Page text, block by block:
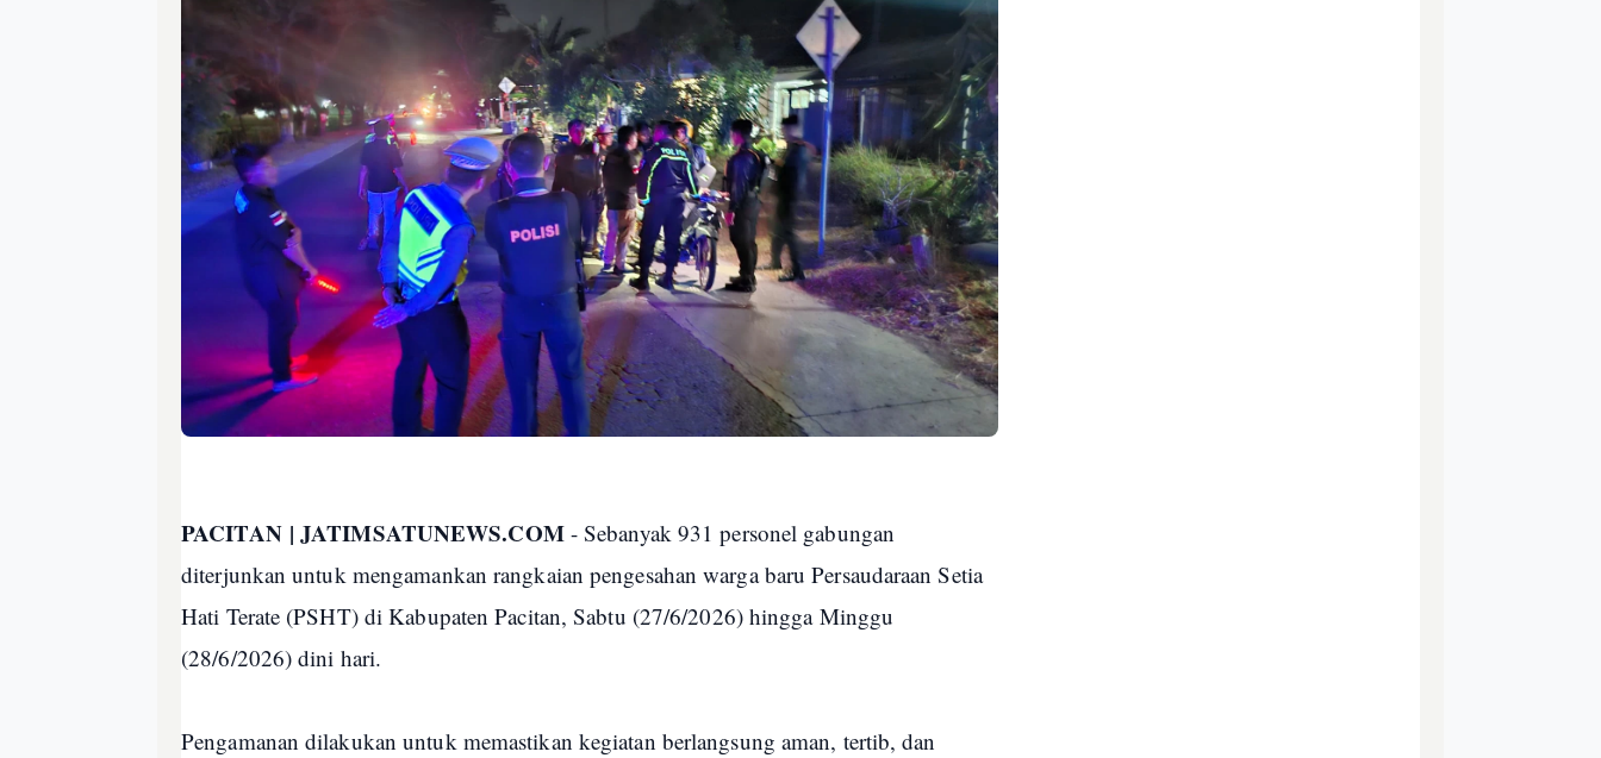
PACITAN | JATIMSATUNEWS.COM- Sebanyak 931 personel gabungan
diterjunkan untuk mengamankan rangkaian pengesahan warga baru Persaudaraan Setia
Hati Terate (PSHT) di Kabupaten Pacitan, Sabtu (27/6/2026) hingga Minggu
(28/6/2026) dini hari.
Pengamanan dilakukan untuk memastikan kegiatan berlangsung aman, tertib, dan